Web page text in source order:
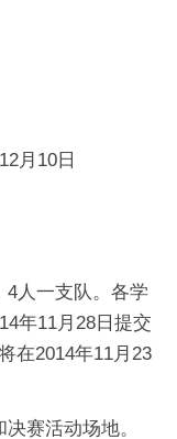
月10日
4人一支队。各学
年11月28日提交
在2014年11月23
赛活动场地。